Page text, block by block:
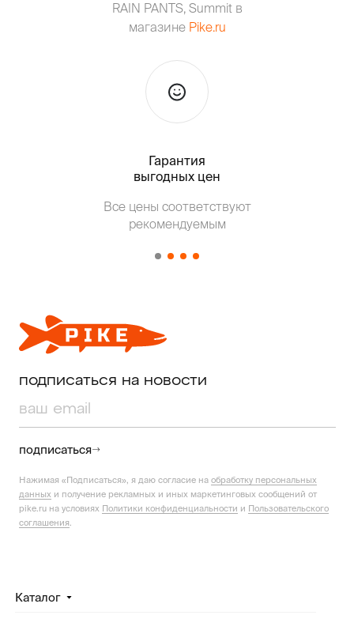
RAIN PANTS, Summit в
магазине Pike.ru
Гарантия
выгодных цен
Все цены соответствуют
рекомендуемым
подписаться на новости
подписаться
Нажимая «Подписаться», я даю согласие на обработку персональных
данных и получение рекламных и иных маркетинговых сообщений от
pike.ru на условиях Политики конфиденциальности и Пользовательского
соглашения
Каталог